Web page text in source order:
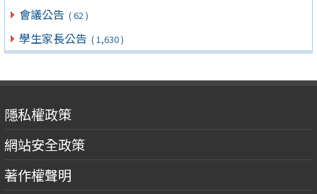
會議公告 ( 62 )
學生家長公告 ( 1,630 )
隱私權政策
網站安全政策
著作權聲明